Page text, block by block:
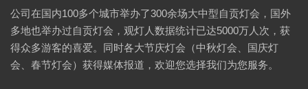
公司在国内100多个城市举办了300余场大中型自贡灯会，国外
多地也举办过自贡灯会，观灯人数据统计已达5000万人次，获
得众多游客的喜爱。同时各大节庆灯会（中秋灯会、国庆灯
会、春节灯会）获得媒体报道，欢迎您选择我们为您服务。